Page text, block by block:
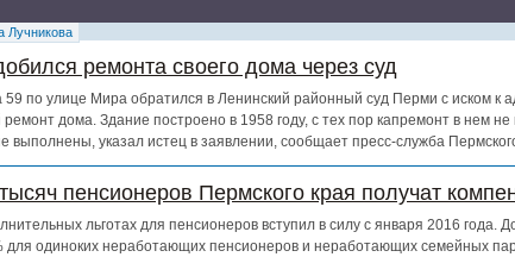
Лучникова
ремонта своего дома через суд
по улице Мира обратился в Ленинский районный суд Перми с иском к
дома. Здание построено в 1958 году, с тех пор капремонт в нем
выполнены, указал истец в заявлении, сообщает пресс-служба
пенсионеров Пермского края получат
льготах для пенсионеров вступил в силу с января 2016 года.
для одиноких неработающих пенсионеров и неработающих семейных